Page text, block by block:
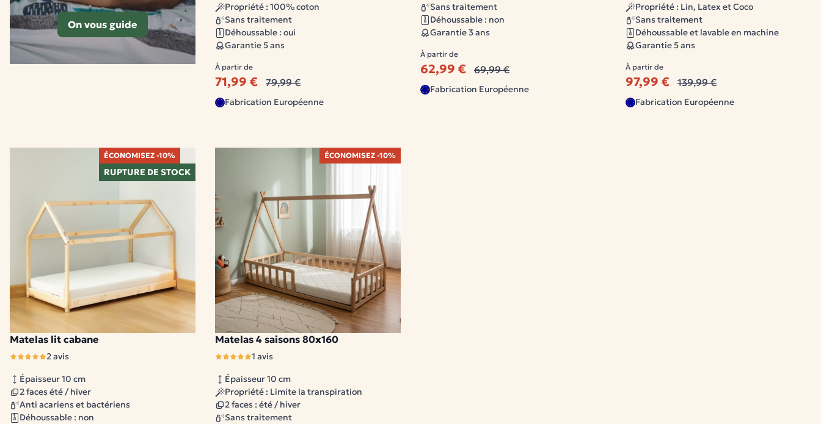
On vous guide
Propriété : 100% coton
Sans traitement
Déhoussable : oui
Garantie 5 ans
À partir de
71,99 € 79,99 €
Fabrication Européenne
Sans traitement
Déhoussable : non
Garantie 3 ans
À partir de
62,99 € 69,99 €
Fabrication Européenne
Propriété : Lin, Latex et Coco
Sans traitement
Déhoussable et lavable en machine
Garantie 5 ans
À partir de
97,99 € 139,99 €
Fabrication Européenne
Matelas lit cabane
2 avis
Épaisseur 10 cm
2 faces été / hiver
Anti acariens et bactériens
Déhoussable : non
1 modèle disponible
ÉCONOMISEZ -10%
RUPTURE DE STOCK
Matelas 4 saisons 80x160
1 avis
Épaisseur 10 cm
Propriété : Limite la transpiration
2 faces : été / hiver
Sans traitement
ÉCONOMISEZ -10%